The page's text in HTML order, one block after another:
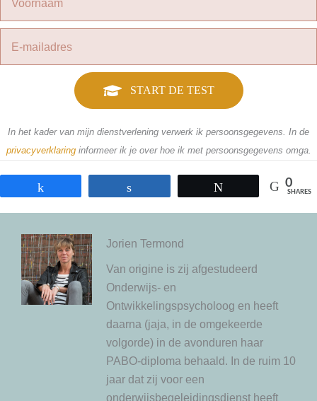
START DE TEST
In het kader van mijn dienstverlening verwerk ik persoonsgegevens. In de
privacyverklaringinformeer ik je over hoe ik met persoonsgegevens omga.
0
SHARES
Jorien Termond
Van origine is zij afgestudeerd
Onderwijs- en
Ontwikkelingspsycholoog en heeft
daarna (jaja, in de omgekeerde
volgorde) in de avonduren haar
PABO-diploma behaald. In de ruim 10
jaar dat zij voor een
onderwijsbegeleidingsdienst heeft